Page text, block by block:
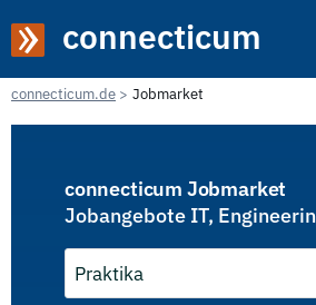
connecticum
connecticum.de Jobmarket
connecticum Jobmarket
Jobangebote IT,
Praktika